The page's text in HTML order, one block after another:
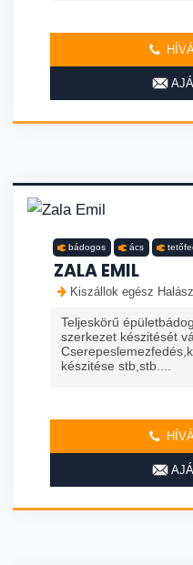
bádogos ács
ZALA EMIL
Kiszállok egész
Teljeskörű
szerkezet készitését
készitése stb,stb....